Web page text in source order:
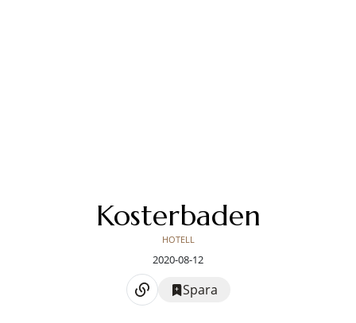
Kosterbaden
HOTELL
2020-08-12
Spara